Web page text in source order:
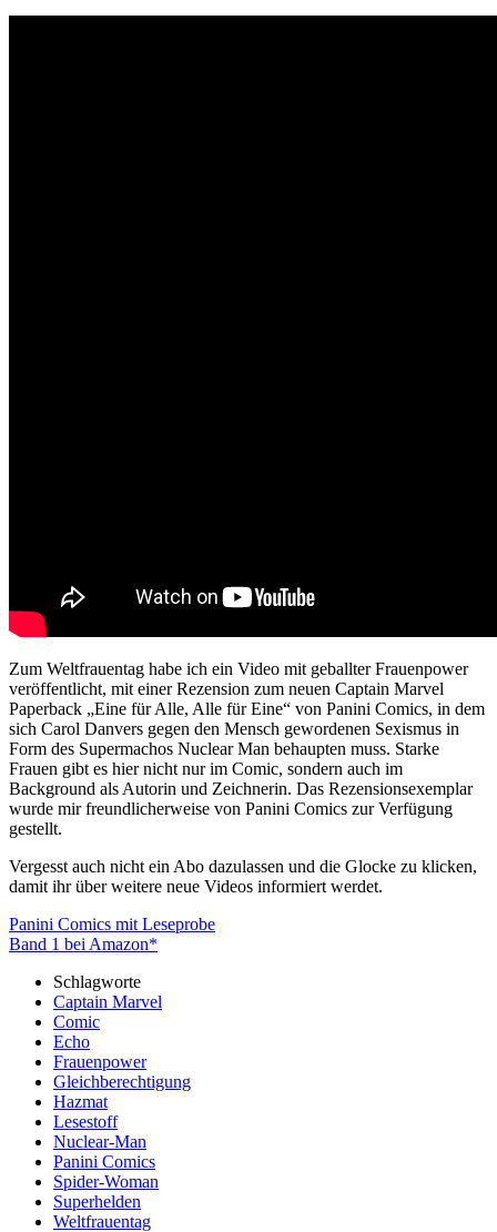
Zum Weltfrauentag habe ich ein Video mit geballter Frauenpower
veröffentlicht, mit einer Rezension zum neuen Captain Marvel
Paperback „Eine für Alle, Alle für Eine“ von Panini Comics, in dem
sich Carol Danvers gegen den Mensch gewordenen Sexismus in
Form des Supermachos Nuclear Man behaupten muss. Starke
Frauen gibt es hier nicht nur im Comic, sondern auch im
Background als Autorin und Zeichnerin. Das Rezensionsexemplar
wurde mir freundlicherweise von Panini Comics zur Verfügung
gestellt.
Vergesst auch nicht ein Abo dazulassen und die Glocke zu klicken,
damit ihr über weitere neue Videos informiert werdet.
Panini Comics mit Leseprobe
Band 1 bei Amazon*
Schlagworte
Captain Marvel
Comic
Echo
Frauenpower
Gleichberechtigung
Hazmat
Lesestoff
Nuclear-Man
Panini Comics
Spider-Woman
Superhelden
Weltfrauentag